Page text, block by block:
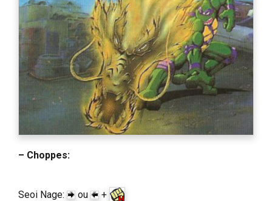
– Choppes:
Seoi Nage: ou +